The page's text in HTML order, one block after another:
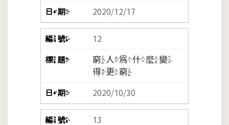
2020/12/17
12
窮人為什麼變
得更窮
2020/10/30
13